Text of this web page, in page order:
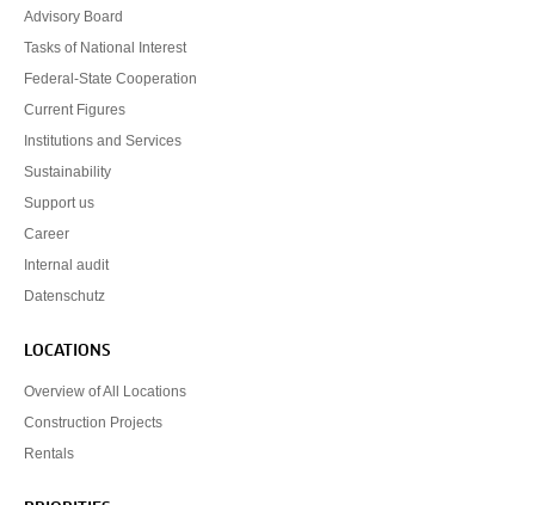
Advisory Board
Tasks of National Interest
Federal-State Cooperation
Current Figures
Institutions and Services
Sustainability
Support us
Career
Internal audit
Datenschutz
LOCATIONS
Overview of All Locations
Construction Projects
Rentals